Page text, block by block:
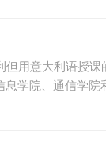
用意大利语授
学院、通信学院